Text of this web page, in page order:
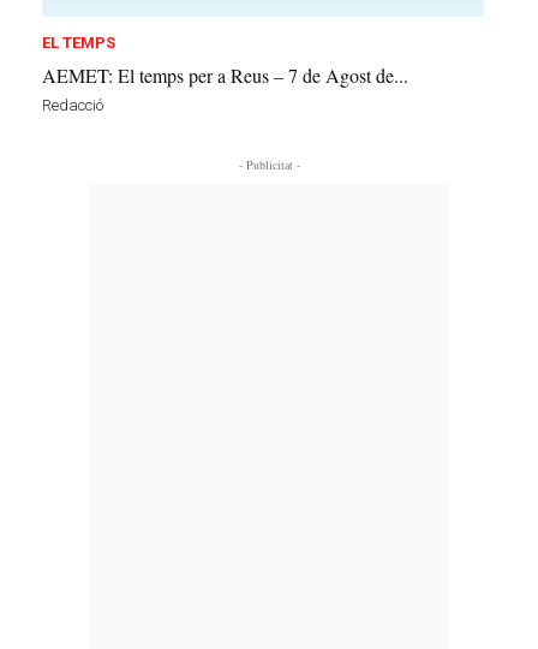
EL TEMPS
AEMET: El temps per a Reus – 7 de Agost de...
Redacció
- Publicitat -